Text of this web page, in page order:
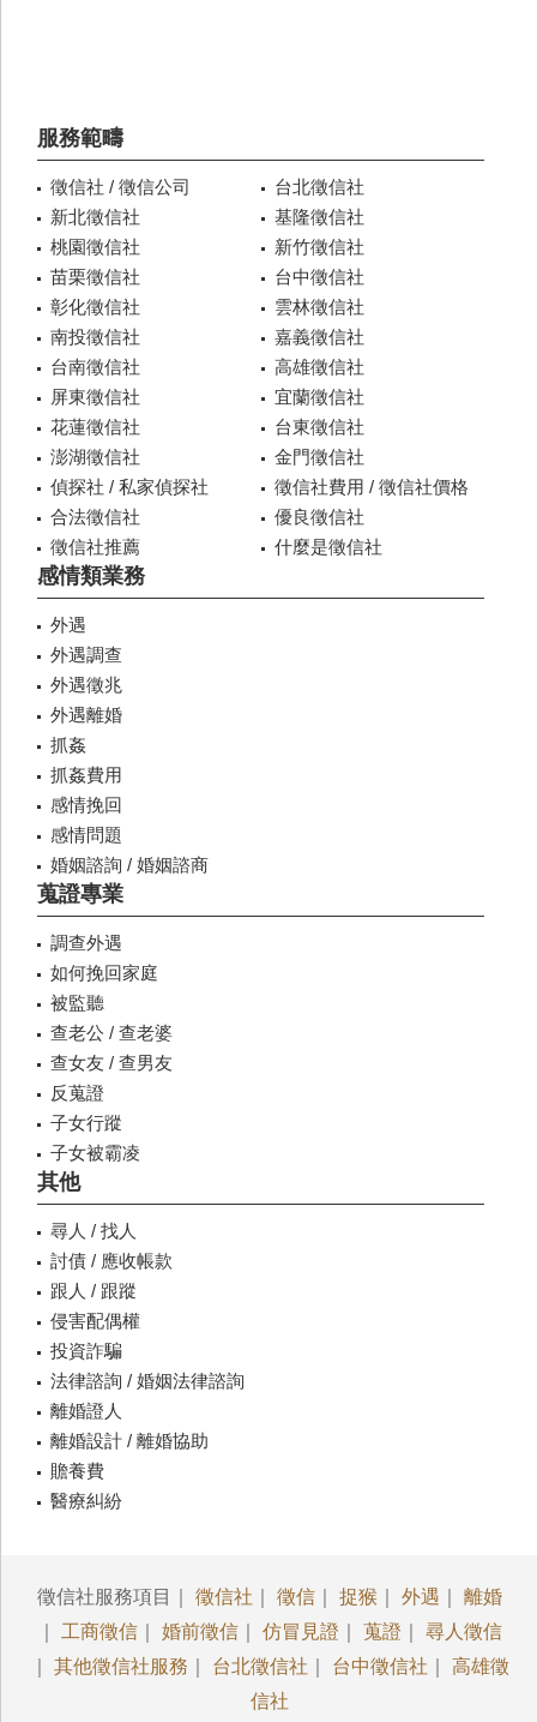
服務範疇
徵信社 / 徵信公司
台北徵信社
新北徵信社
基隆徵信社
桃園徵信社
新竹徵信社
苗栗徵信社
台中徵信社
彰化徵信社
雲林徵信社
南投徵信社
嘉義徵信社
台南徵信社
高雄徵信社
屏東徵信社
宜蘭徵信社
花蓮徵信社
台東徵信社
澎湖徵信社
金門徵信社
偵探社 / 私家偵探社
徵信社費用 / 徵信社價格
合法徵信社
優良徵信社
徵信社推薦
什麼是徵信社
感情類業務
外遇
外遇調查
外遇徵兆
外遇離婚
抓姦
抓姦費用
感情挽回
感情問題
婚姻諮詢 / 婚姻諮商
蒐證專業
調查外遇
如何挽回家庭
被監聽
查老公 / 查老婆
查女友 / 查男友
反蒐證
子女行蹤
子女被霸凌
其他
尋人 / 找人
討債 / 應收帳款
跟人 / 跟蹤
侵害配偶權
投資詐騙
法律諮詢 / 婚姻法律諮詢
離婚證人
離婚設計 / 離婚協助
贍養費
醫療糾紛
徵信社服務項目｜ 徵信社 徵信 捉猴 外遇
離婚
工商徵信 婚前徵信 仿冒見證 蒐證
尋人徵信
其他徵信社服務 台北徵信社 台中徵信社
高雄徵
信社